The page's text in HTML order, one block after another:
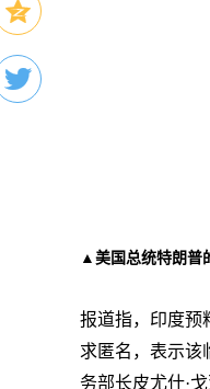
▲美国总统特朗普
报道指，印度预
求匿名，表示该
务部长皮尤什·